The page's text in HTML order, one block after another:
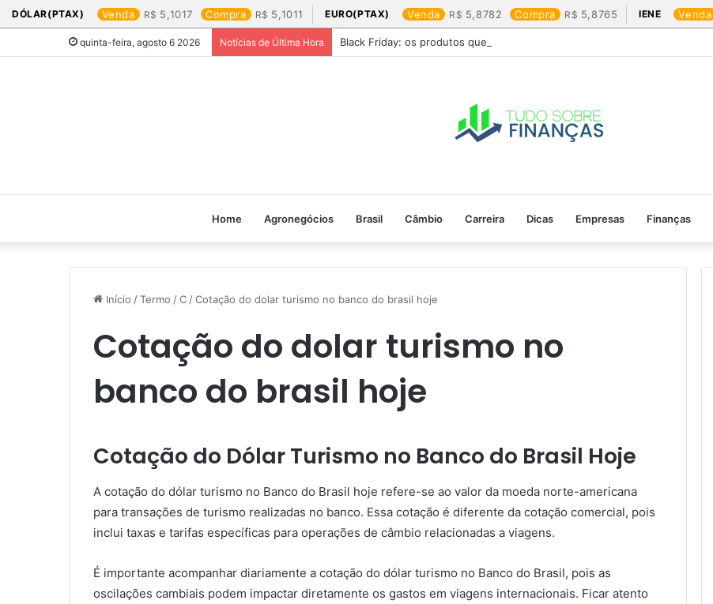
DÓLAR(PTAX) Venda 5,1017 Compra 5,1011 EURO(PTAX) Venda 5,8782 Compra 5,8765 IENE Venda
quinta-feira, agosto 6 2026 Notícias de Última Hora Black Friday: os produtos que mais valem a pena
Home Agronegócios Brasil Câmbio Carreira Dicas Empresas Finanças
Início /Termo /C /Cotação do dolar turismo no banco do brasil hoje​
Cotação do dolar turismo no
banco do brasil hoje​
Cotação do Dólar Turismo no Banco do Brasil Hoje
A cotação do dólar turismo no Banco do Brasil hoje refere-se ao valor da moeda norte-americana
para transações de turismo realizadas no banco. Essa cotação é diferente da cotação comercial, pois
inclui taxas e tarifas específicas para operações de câmbio relacionadas a viagens.
É importante acompanhar diariamente a cotação do dólar turismo no Banco do Brasil, pois as
oscilações cambiais podem impactar diretamente os gastos em viagens internacionais. Ficar atento